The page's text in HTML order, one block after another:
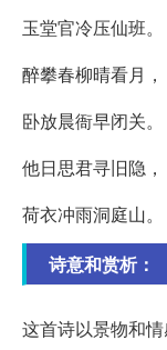
玉堂官冷压仙班。
醉攀春柳晴看月，
卧放晨衙早闭关。
他日思君寻旧隐，
荷衣冲雨洞庭山。
诗意和赏析：
这首诗以景物和